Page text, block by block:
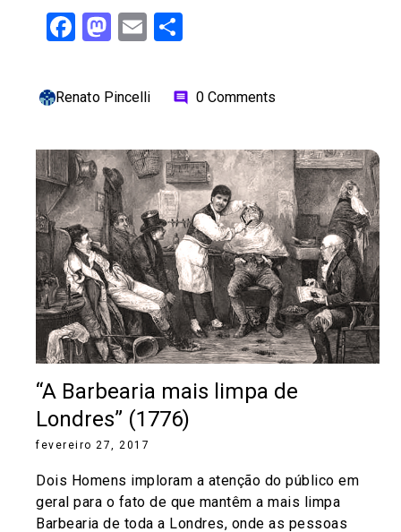
Facebook
Mastodon
Email
Renato Pincelli comment 0 Comments
“A Barbearia mais limpa de
Londres” (1776)
fevereiro 27, 2017
Dois Homens imploram a atenção do público em
geral para o fato de que mantêm a mais limpa
Barbearia de toda a Londres, onde as pessoas